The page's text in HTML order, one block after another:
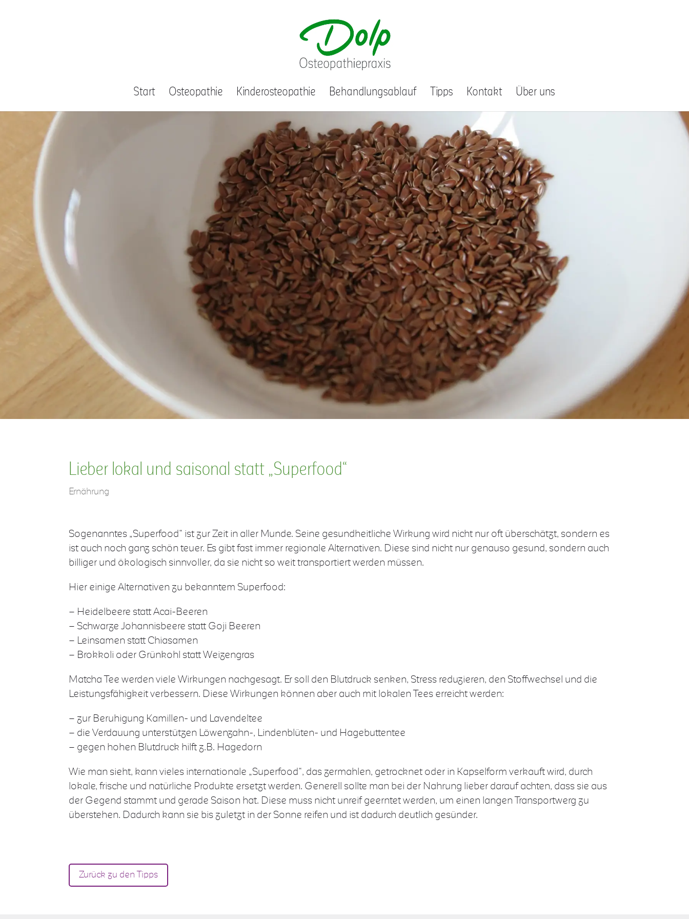
Start Osteopathie Kinderosteopathie Behandlungsablauf Tipps Kontakt Über uns
Lieber lokal und saisonal statt „Superfood“
Ernährung
Sogenanntes „Superfood“ ist zur Zeit in aller Munde. Seine gesundheitliche Wirkung wird nicht nur oft überschätzt, sondern es
ist auch noch ganz schön teuer. Es gibt fast immer regionale Alternativen. Diese sind nicht nur genauso gesund, sondern auch
billiger und ökologisch sinnvoller, da sie nicht so weit transportiert werden müssen.
Hier einige Alternativen zu bekanntem Superfood:
– Heidelbeere statt Acai-Beeren
– Schwarze Johannisbeere statt Goji Beeren
– Leinsamen statt Chiasamen
– Brokkoli oder Grünkohl statt Weizengras
Matcha Tee werden viele Wirkungen nachgesagt. Er soll den Blutdruck senken, Stress reduzieren, den Stoffwechsel und die
Leistungsfähigkeit verbessern. Diese Wirkungen können aber auch mit lokalen Tees erreicht werden:
– zur Beruhigung Kamillen- und Lavendeltee
– die Verdauung unterstützen Löwenzahn-, Lindenblüten- und Hagebuttentee
– gegen hohen Blutdruck hilft z.B. Hagedorn
Wie man sieht, kann vieles internationale „Superfood“, das zermahlen, getrocknet oder in Kapselform verkauft wird, durch
lokale, frische und natürliche Produkte ersetzt werden. Generell sollte man bei der Nahrung lieber darauf achten, dass sie aus
der Gegend stammt und gerade Saison hat. Diese muss nicht unreif geerntet werden, um einen langen Transportwerg zu
überstehen. Dadurch kann sie bis zuletzt in der Sonne reifen und ist dadurch deutlich gesünder.
Zurück zu den Tipps